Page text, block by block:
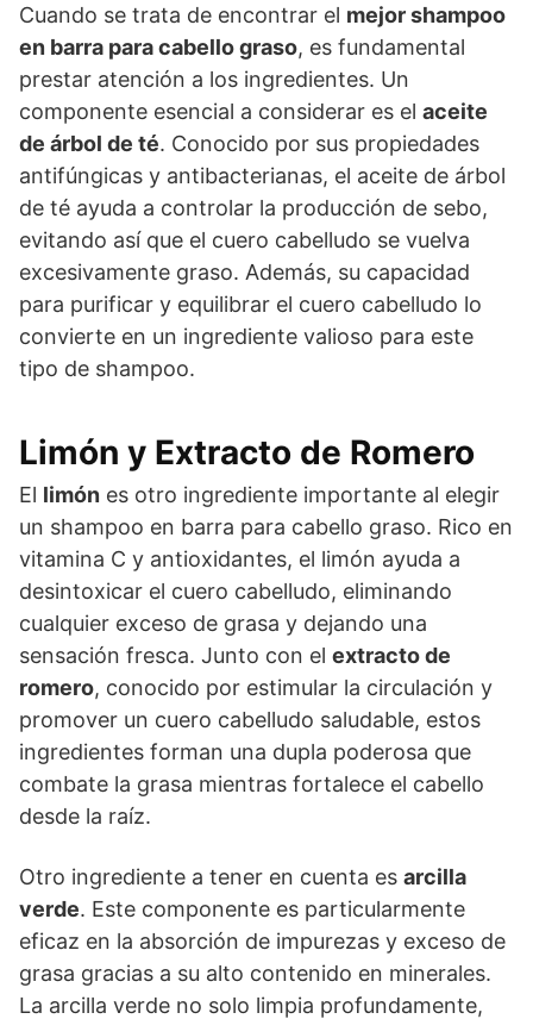
Cuando se trata de encontrar el mejor shampoo
en barra para cabello graso, es fundamental
prestar atención a los ingredientes. Un
componente esencial a considerar es el aceite
de árbol de té. Conocido por sus propiedades
antifúngicas y antibacterianas, el aceite de árbol
de té ayuda a controlar la producción de sebo,
evitando así que el cuero cabelludo se vuelva
excesivamente graso. Además, su capacidad
para purificar y equilibrar el cuero cabelludo lo
convierte en un ingrediente valioso para este
tipo de shampoo.
Limón y Extracto de Romero
El limón es otro ingrediente importante al elegir
un shampoo en barra para cabello graso. Rico en
vitamina C y antioxidantes, el limón ayuda a
desintoxicar el cuero cabelludo, eliminando
cualquier exceso de grasa y dejando una
sensación fresca. Junto con el extracto de
romero, conocido por estimular la circulación y
promover un cuero cabelludo saludable, estos
ingredientes forman una dupla poderosa que
combate la grasa mientras fortalece el cabello
desde la raíz.
Otro ingrediente a tener en cuenta es arcilla
verde. Este componente es particularmente
eficaz en la absorción de impurezas y exceso de
grasa gracias a su alto contenido en minerales.
La arcilla verde no solo limpia profundamente,